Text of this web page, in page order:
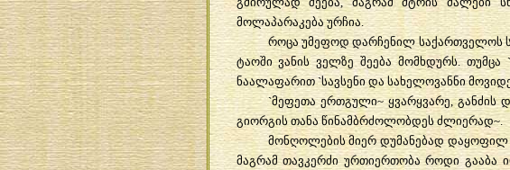
მოლაპარაკება ურჩია.
როცა უმეფოდ დარჩენილ საქართველოს
ტაოში ვანის ველზე შეება მომხდურს.თუმცა
ნაალაფარით`სავსენი და სახელოვანნი
`მეფეთა ერთგული~ყვარყვარე ,განძის
გიორგის თანა წინამბრძოლობდეს ძლიერად~.
მონღოლების მიერ დუმანებად დაყოფილ
მაგრამ თავკერძი ურთიერთობა როდი გააბა